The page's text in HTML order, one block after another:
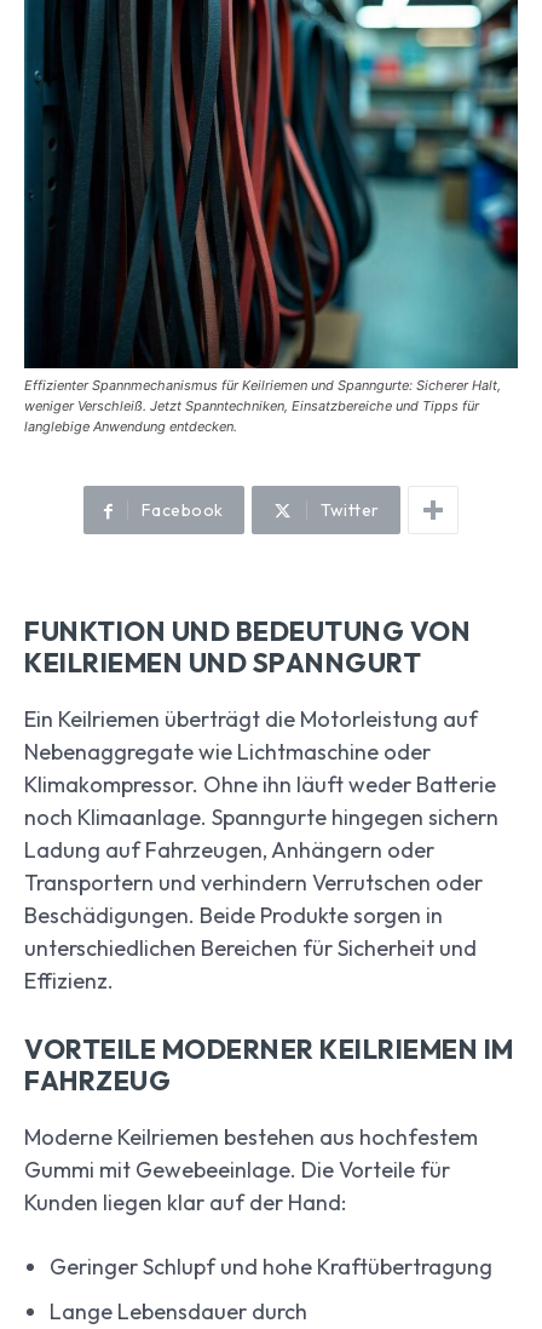
Effizienter Spannmechanismus für Keilriemen und Spanngurte: Sicherer Halt,
weniger Verschleiß. Jetzt Spanntechniken, Einsatzbereiche und Tipps für
langlebige Anwendung entdecken.
Facebook Twitter
FUNKTION UND BEDEUTUNG VON
KEILRIEMEN UND SPANNGURT
Ein Keilriemen überträgt die Motorleistung auf
Nebenaggregate wie Lichtmaschine oder
Klimakompressor. Ohne ihn läuft weder Batterie
noch Klimaanlage. Spanngurte hingegen sichern
Ladung auf Fahrzeugen, Anhängern oder
Transportern und verhindern Verrutschen oder
Beschädigungen. Beide Produkte sorgen in
unterschiedlichen Bereichen für Sicherheit und
Effizienz.
VORTEILE MODERNER KEILRIEMEN IM
FAHRZEUG
Moderne Keilriemen bestehen aus hochfestem
Gummi mit Gewebeeinlage. Die Vorteile für
Kunden liegen klar auf der Hand:
Geringer Schlupf und hohe Kraftübertragung
Lange Lebensdauer durch